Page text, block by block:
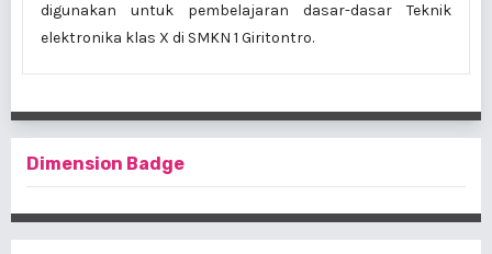
digunakan untuk pembelajaran dasar-dasar Teknik
elektronika klas X di SMKN 1 Giritontro.
Dimension Badge